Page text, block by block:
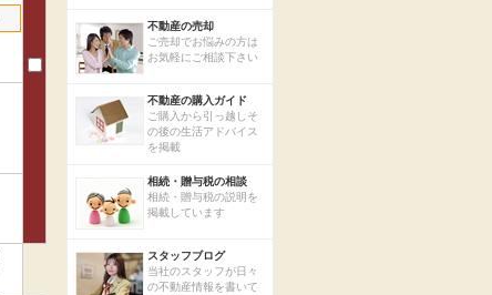
不動産の売却
ご売却でお悩みの方は
お気軽にご相談下さい
不動産の購入ガイド
ご購入から引っ越しそ
の後の生活アドバイス
を掲載
相続・贈与税の相談
相続・贈与税の説明を
掲載しています
スタッフブログ
当社のスタッフが日々
の不動産情報を書いて